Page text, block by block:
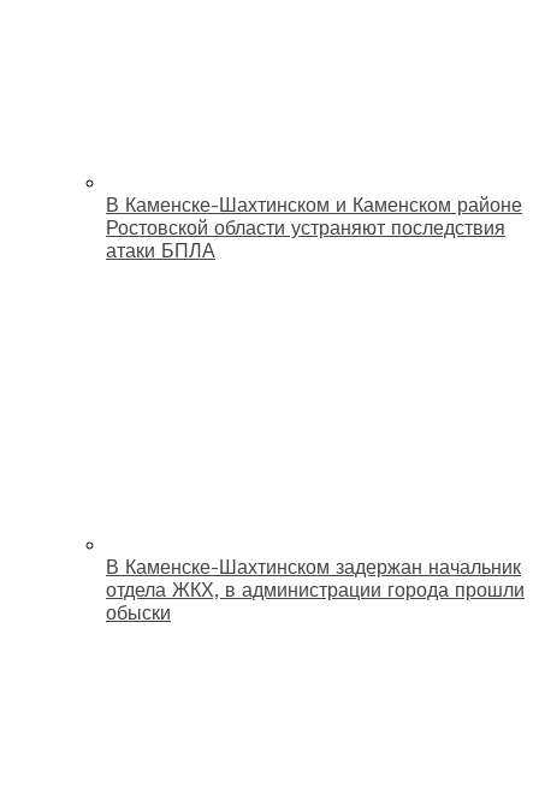
В Каменске-Шахтинском и Каменском районе
Ростовской области устраняют последствия
атаки БПЛА
В Каменске-Шахтинском задержан начальник
отдела ЖКХ, в администрации города прошли
обыски